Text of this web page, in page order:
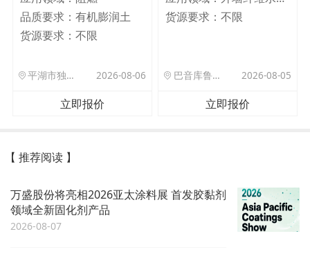
品质要求： 有机膨润土
货源要求： 不限
平湖市独山港镇集港路 589 号 2026-08-06
立即报价
货源要求：不限
巴音库鲁提镇,托帕口岸六号库房 2026-08-05
立即报价
【 推荐阅读 】
万盛股份将亮相2026亚太涂料展 首发胶黏剂
领域全新固化剂产品
2026-08-07